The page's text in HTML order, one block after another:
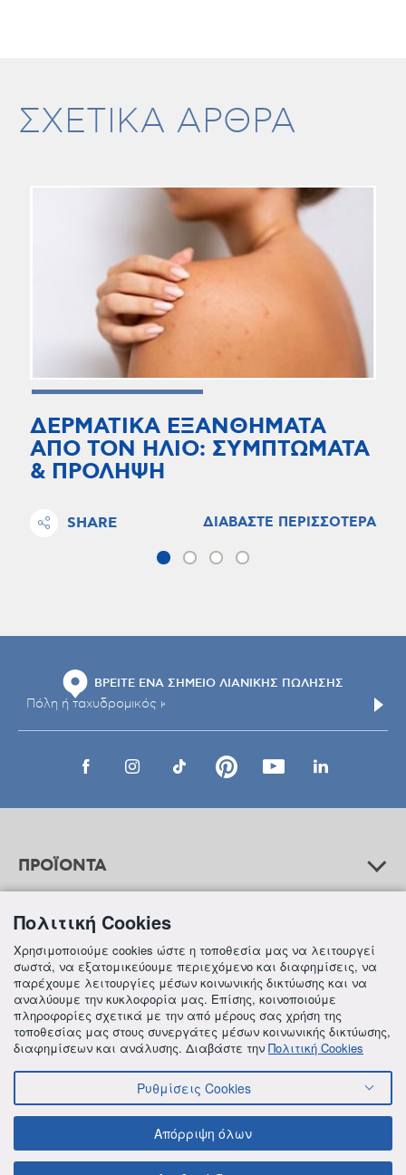
ΣΧΕΤΙΚΑ ΑΡΘΡΑ
ΔΕΡΜΑΤΙΚΑ ΕΞΑΝΘΗΜΑΤΑ
ΑΠΟ ΤΟΝ ΗΛΙΟ: ΣΥΜΠΤΩΜΑΤΑ
& ΠΡΟΛΗΨΗ
SHARE ΔΙΑΒΑΣΤΕ ΠΕΡΙΣΣΟΤΕΡΑ
ΒΡΕΙΤΕ ΕΝΑ ΣΗΜΕΙΟ ΛΙΑΝΙΚΗΣ ΠΩΛΗΣΗΣ
ΠΡΟΪΟΝΤΑ
ΒΟΗΘΕΙΑ
ΠΛΗΡΟΦΟΡΙΕΣ
© 2018 FREZYDERM A.B.Ε.E. ALL RIGHTS RESERVED
ΠΟΛΙΤΙΚΗ ΕΣΩΤΕΡΙΚΩΝ ΑΝΑΦΟΡΩΝ & ΚΑΤΑΓΓΕΛΙΩΝ (Ν. 4990/22)
Πολιτική Cookies
Χρησιμοποιούμε cookies ώστε η τοποθεσία μας να λειτουργεί
σωστά, να εξατομικεύουμε περιεχόμενο και διαφημίσεις, να
παρέχουμε λειτουργίες μέσων κοινωνικής δικτύωσης και να
αναλύουμε την κυκλοφορία μας. Επίσης, κοινοποιούμε
πληροφορίες σχετικά με την από μέρους σας χρήση της
τοποθεσίας μας στους συνεργάτες μέσων κοινωνικής δικτύωσης,
διαφημίσεων και ανάλυσης. Διαβάστε την Πολιτική Cookies
Ρυθμίσεις Cookies
Απόρριψη όλων